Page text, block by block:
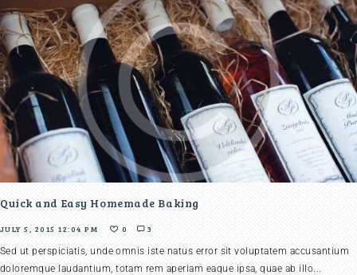
Quick and Easy Homemade Baking
JULY 5, 2015 12:04 PM 0
3
Sed ut perspiciatis, unde omnis iste natus error sit voluptatem accusantium
doloremque laudantium, totam rem aperiam eaque ipsa, quae ab illo...